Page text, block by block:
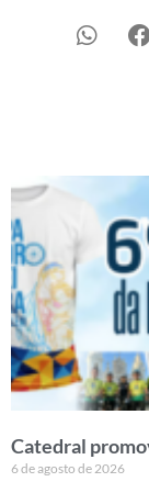
Catedral
6 de agosto de 2026